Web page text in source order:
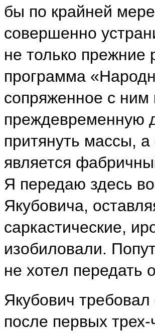
бы по крайней
совершенно
не только прежние
программа
сопряженное с ним
преждевременную
притянуть массы,
является
Я передаю здесь
Якубовича,
саркастические,
изобиловали.
не хотел передать
Якубович
после первых